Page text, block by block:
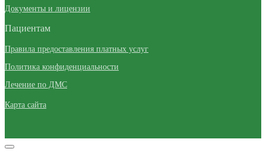
Документы и лицензии
Пациентам
Правила предоставления платных услуг
Политика конфиденциальности
Лечение по ДМС
Карта сайта